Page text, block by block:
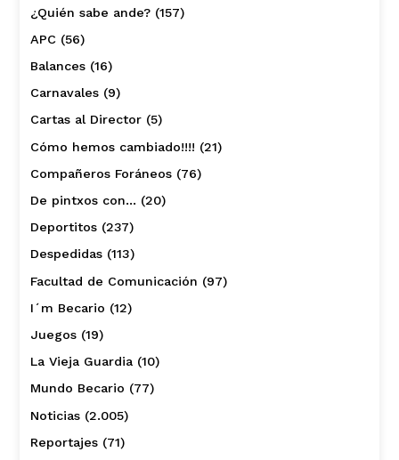
¿Quién sabe ande?(157)
APC(56)
Balances(16)
Carnavales(9)
Cartas al Director(5)
Cómo hemos cambiado!!!! (21)
Compañeros Foráneos(76)
De pintxos con… (20)
Deportitos(237)
Despedidas(113)
Facultad de Comunicación (97)
I´m Becario (12)
Juegos(19)
La Vieja Guardia(10)
Mundo Becario (77)
Noticias(2.005)
Reportajes(71)